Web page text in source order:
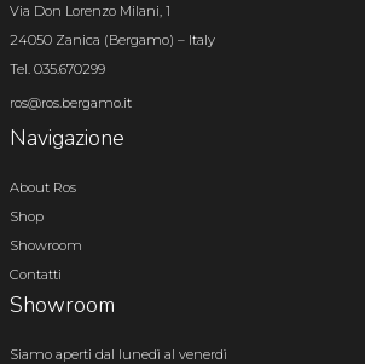
Via Don Lorenzo Milani, 1
24050 Zanica (Bergamo) – Italy
Tel. 035.670299
ros@ros.bergamo.it
Navigazione
About Ros
Shop
Showroom
Contatti
Showroom
Siamo aperti dal lunedì al venerdì